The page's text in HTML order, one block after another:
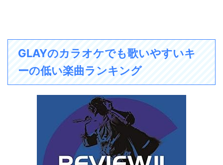
GLAYのカラオケでも歌いやすいキ
ーの低い楽曲ランキング